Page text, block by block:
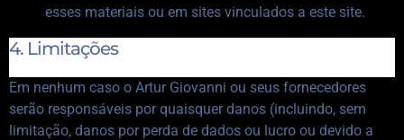
esses materiais ou em sites vinculados a este site.
4. Limitações
Em nenhum caso o Artur Giovanni ou seus fornecedores
serão responsáveis ​​por quaisquer danos (incluindo, sem
limitação, danos por perda de dados ou lucro ou devido a